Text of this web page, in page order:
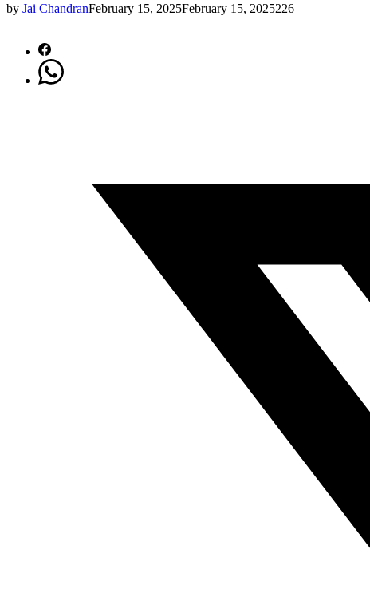
by Jai ChandranFebruary 15, 2025February 15, 2025226